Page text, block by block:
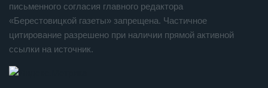
письменного согласия главного редактора
«Берестовицкой газеты» запрещена. Частичное
цитирование разрешено при наличии прямой активной
ссылки на источник.